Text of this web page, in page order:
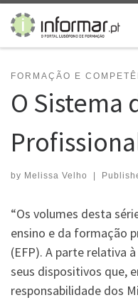
Skip to content
FORMAÇÃO E
O Sistema
by Melissa Velho
“Os volumes desta
ensino e da formação
(EFP). A parte relativa
seus dispositivos que,
responsabilidade dos